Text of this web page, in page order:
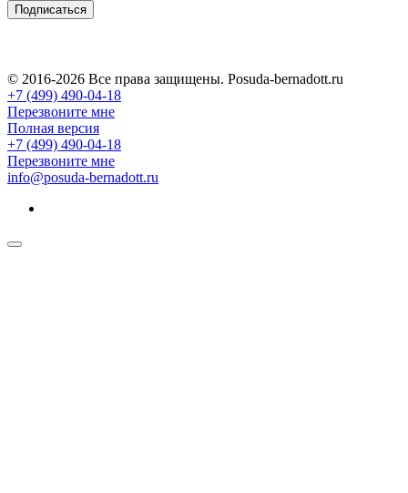
Подписаться
© 2016-2026 Все права защищены. Posuda-bernadott.ru
+7 (499) 490-04-18
Перезвоните мне
Полная версия
+7 (499) 490-04-18
Перезвоните мне
info@posuda-bernadott.ru